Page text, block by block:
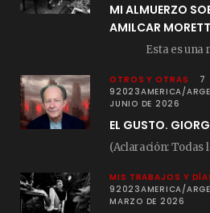
MI ALMUERZO
AMILCAR
OTROS Y OTRAS
7
92023AMERICA/
JUNIO DE 2026
EL GUSTO.
MIS TRABAJOS Y
92023AMERICA/
MARZO DE 2026